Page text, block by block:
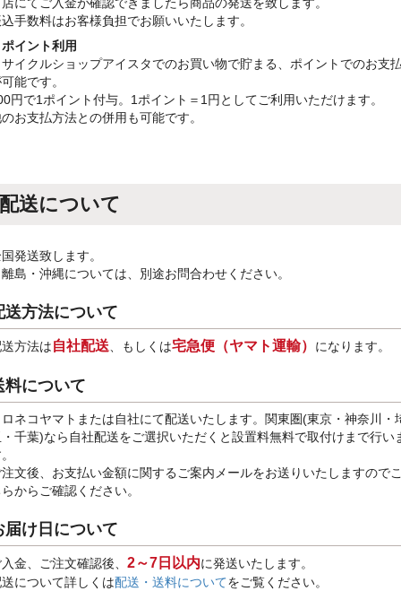
手数料はお客様負担でお願いいたします。
イント利用
イクルショップアイスタでのお買い物で貯まる、ポイントでのお支
能です。
円で1ポイント付与。1ポイント＝1円としてご利用いただけます。
お支払方法との併用も可能です。
配送について
発送致します。
島・沖縄については、別途お問合わせください。
送方法について
方法は自社配送、もしくは宅急便（ヤマト運輸） になります。
料について
ネコヤマトまたは自社にて配送いたします。関東圏(東京・神奈川・
千葉)なら自社配送をご選択いただくと設置料無料で取付けまで行い
文後、お支払い金額に関するご案内メールをお送りいたしますので
からご確認ください。
届け日について
金、ご注文確認後、 2～7日以内に発送いたします。
について詳しくは配送・送料についてをご覧ください。